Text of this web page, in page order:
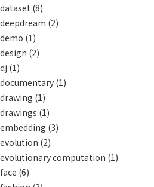
dataset (8)
deepdream (2)
demo (1)
design (2)
dj (1)
documentary (1)
drawing (1)
drawings (1)
embedding (3)
evolution (2)
evolutionary computation (1)
face (6)